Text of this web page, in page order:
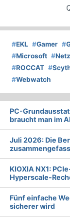
#EKL #Gamer #
#Microsoft #
#ROCCAT #
#Webwatch
PC-
braucht man im
Juli 2026: Die
KIOXIA NX1:
Hyperscale-
Fünf einfache
sicherer wird